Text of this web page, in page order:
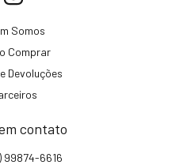
Somos
Comprar
Devoluções
contato
99874-6616